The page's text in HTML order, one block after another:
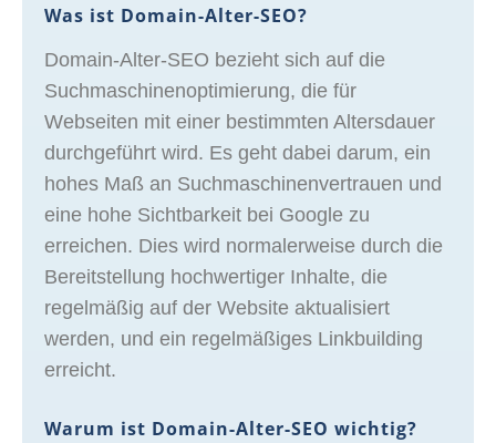
Was ist Domain-Alter-SEO?
Domain-Alter-SEO bezieht sich auf die
Suchmaschinenoptimierung, die für
Webseiten mit einer bestimmten Altersdauer
durchgeführt wird. Es geht dabei darum, ein
hohes Maß an Suchmaschinenvertrauen und
eine hohe Sichtbarkeit bei Google zu
erreichen. Dies wird normalerweise durch die
Bereitstellung hochwertiger Inhalte, die
regelmäßig auf der Website aktualisiert
werden, und ein regelmäßiges Linkbuilding
erreicht.
Warum ist Domain-Alter-SEO wichtig?